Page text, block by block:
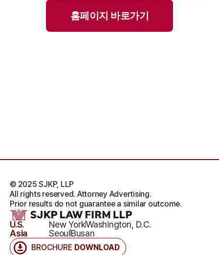
홈페이지 바로가기
BROCHURE DOWNLOAD
U.S. New YorkWashington, D.C.
Asia
SeoulBusan
© 2025 SJKP, LLP
All rights reserved. Attorney Advertising.
Prior results do not guarantee a similar outcome.